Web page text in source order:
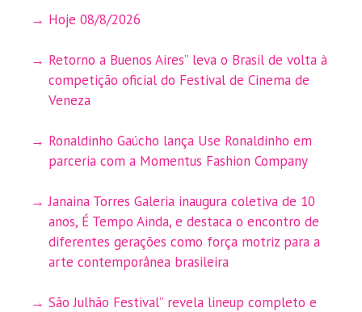
Hoje 08/8/2026
Retorno a Buenos Aires” leva o Brasil de volta à
competição oficial do Festival de Cinema de
Veneza
Ronaldinho Gaúcho lança Use Ronaldinho em
parceria com a Momentus Fashion Company
Janaina Torres Galeria inaugura coletiva de 10
anos, É Tempo Ainda, e destaca o encontro de
diferentes gerações como força motriz para a
arte contemporânea brasileira
São Julhão Festival” revela lineup completo e